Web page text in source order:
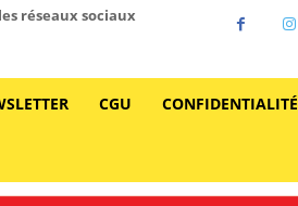
réseaux sociaux
CGU CONFIDENTIALITÉ